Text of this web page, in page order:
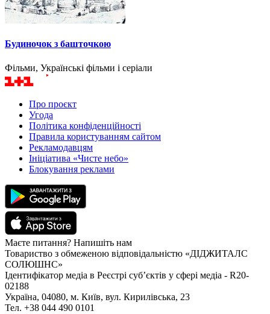
Будиночок з башточкою
Фільми, Українські фільми і серіали
Про проєкт
Угода
Політика конфіденційності
Правила користуванням сайтом
Рекламодавцям
Ініціатива «Чисте небо»
Блокування реклами
Маєте питання? Напишіть нам
Товариство з обмеженою відповідальністю «ДІДЖИТАЛС
СОЛЮШНС»
Ідентифікатор медіа в Реєстрі суб’єктів у сфері медіа - R20-
02188
Україна, 04080, м. Київ, вул. Кирилівська, 23
Тел. +38 044 490 0101